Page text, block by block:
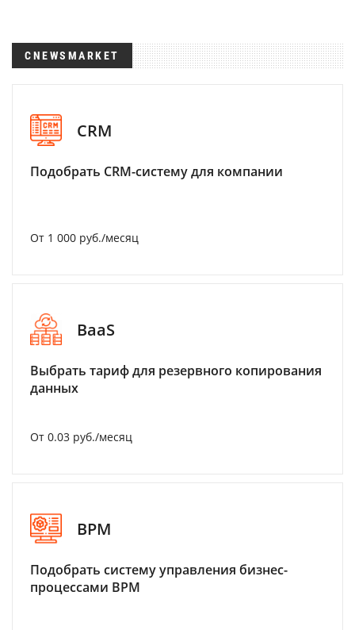
CNEWSMARKET
CRM
Подобрать CRM-систему для компании
От 1 000 руб./месяц
BaaS
Выбрать тариф для резервного копирования
данных
От 0.03 руб./месяц
BPM
Подобрать систему управления бизнес-
процессами BPM